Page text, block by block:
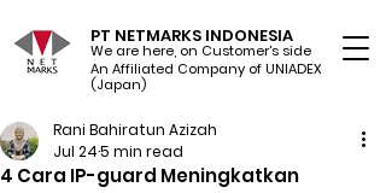
PT NETMARKS INDONESIA
We are here, on Customer's side
An Affiliated Company of UNIADEX Ltd.
(Japan)
4 Cara IP-guard Meningkatkan
Rani Bahiratun Azizah
Jul 245 min read